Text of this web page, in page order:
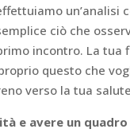
un’analisi
ciò che
incontro. La tua
questo che
verso la tua
e avere un